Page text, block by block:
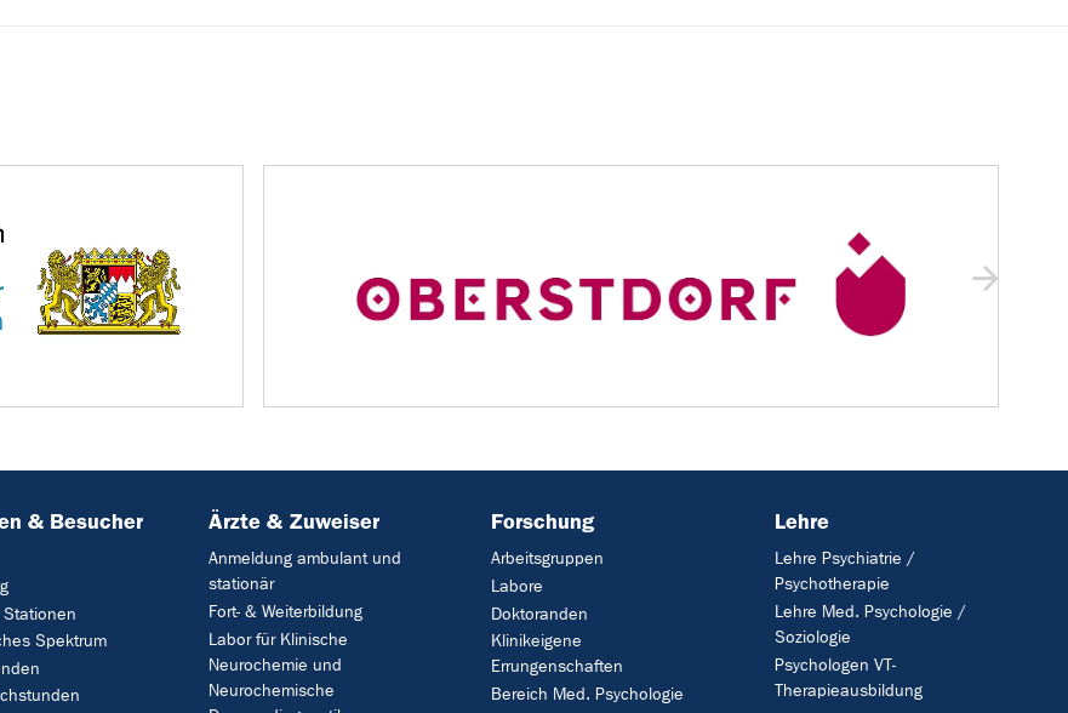
& Besucher
Spektrum
Ärzte & Zuweiser
Anmeldung ambulant und
stationär
Fort- & Weiterbildung
Labor für Klinische
Neurochemie und
Neurochemische
Forschung
Arbeitsgruppen
Labore
Doktoranden
Klinikeigene
Errungenschaften
Bereich Med. Psychologie
Lehre
Lehre Psychiatrie /
Psychotherapie
Lehre Med. Psychologie /
Soziologie
Psychologen VT-
Therapieausbildung